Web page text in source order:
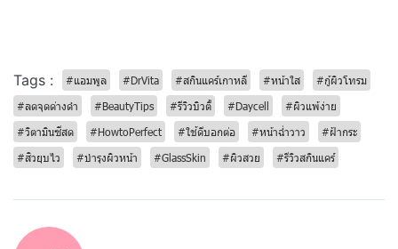
Tags : #แอมพูล #DrVita #สกินแคร์เกาหลี #หน้าใส
#กู้ผิวโทรม
#ลดจุดด่างดำ
#BeautyTips #รีวิวบิวตี้ #Daycell
#ผิวแพ้ง่าย
#วิตามินซีสด
#HowtoPerfect #ใช้ดีบอกต่อ #หน้าฉ่ำวาว
#ฝ้ากระ
#สิวยุบไว
#บำรุงผิวหน้า #GlassSkin #ผิวสวย #รีวิวสกินแคร์